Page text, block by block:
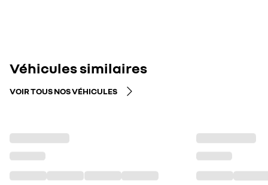
Véhicules similaires
VOIR TOUS NOS VÉHICULES